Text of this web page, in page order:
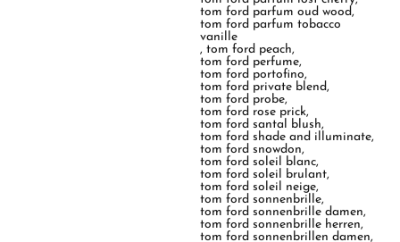
tom ford parfum oud wood,
tom ford parfum tobacco
vanille
,tom ford peach,
tom ford perfume,
tom ford portofino,
tom ford private blend,
tom ford probe,
tom ford rose prick,
tom ford santal blush,
tom ford shade and illuminate,
tom ford snowdon,
tom ford soleil blanc,
tom ford soleil brulant,
tom ford soleil neige,
tom ford sonnenbrille,
tom ford sonnenbrille damen,
tom ford sonnenbrille herren,
tom ford sonnenbrillen damen,